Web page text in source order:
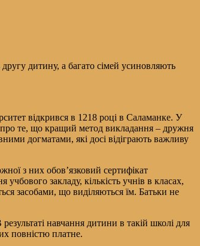
дитину, а багато сімей усиновляють
відкрився в 1218 році в Саламанке. У
про те, що кращий метод викладання – дружня
догматами, які досі відіграють важливу
з них обов’язковий сертифікат
закладу, кількість учнів в класах,
засобами, що виділяються їм. Батьки не
навчання дитини в такій школі для
повністю платне.